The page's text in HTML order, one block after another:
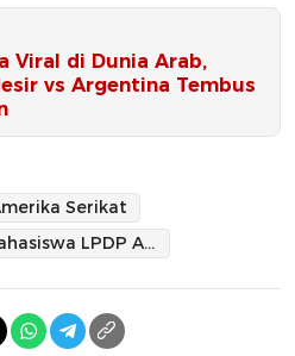
Viral di Dunia Arab,
vs Argentina Tembus
Serikat
Mahasiswa LPDP Asal Indonesia Jadi Asisten Dosen di Arizona State University